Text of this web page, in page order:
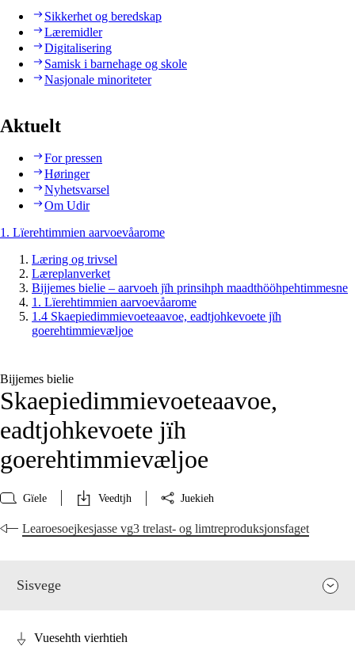
Sikkerhet og beredskap
Læremidler
Digitalisering
Samisk i barnehage og skole
Nasjonale minoriteter
Aktuelt
For pressen
Høringer
Nyhetsvarsel
Om Udir
1. Lïerehtimmien aarvoevåarome
Læring og trivsel
Læreplanverket
Bijjemes bielie – aarvoeh jïh prinsihph maadthööhpehtimmesne
1. Lïerehtimmien aarvoevåarome
1.4 Skaepiedimmievoeteaavoe, eadtjohkevoete jïh
goerehtimmievæljoe
Bijjemes bielie
Skaepiedimmievoeteaavoe,
eadtjohkevoete jïh
goerehtimmievæljoe
Gïele Veedtjh Juekieh
Learoesoejkesjasse vg3 trelast- og limtreproduksjonsfaget
Sisvege
Vuesehth vierhtieh